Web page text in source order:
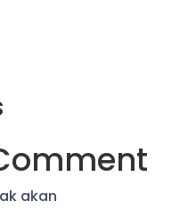
akan